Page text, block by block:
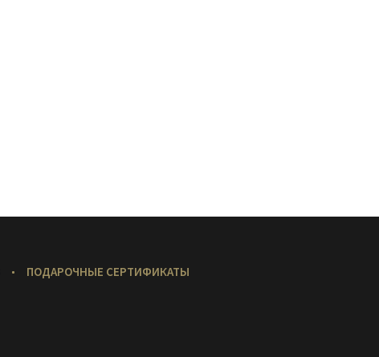
ПОДАРОЧНЫЕ СЕРТИФИКАТЫ